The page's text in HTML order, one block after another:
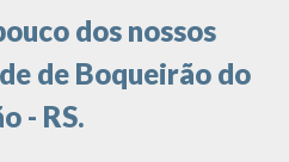
dos nossos
de Boqueirão do
- RS.